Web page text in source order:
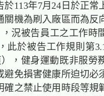
於113年7月24日於正常
關機為刷入廠區而為反
，況被告員工之工作時
此於被告工作規則第
，健身運動既非服勞
避免損害健康所迫切必
確之禁止使用時段等規